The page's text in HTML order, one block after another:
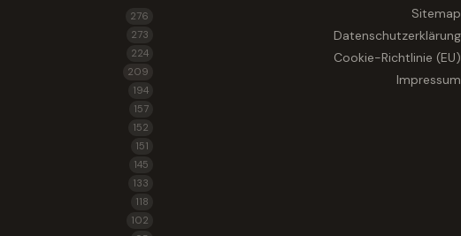
276
273
224
209
194
157
152
151
145
133
118
102
Sitemap
Datenschutzerklärung
Cookie-Richtlinie (EU)
Impressum